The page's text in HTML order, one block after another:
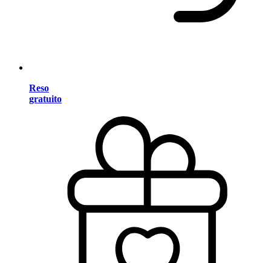
Reso
gratuito